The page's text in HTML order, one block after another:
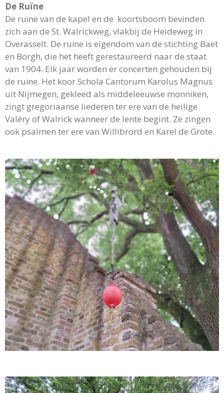
De Ruïne
De ruïne van de kapel en de koortsboom bevinden
zich aan de St. Walrickweg, vlakbij de Heideweg in
Overasselt. De ruïne is eigendom van de stichting Baet
en Borgh, die het heeft gerestaureerd naar de staat
van 1904. Elk jaar worden er concerten gehouden bij
de ruïne. Het koor Schola Cantorum Karolus Magnus
uit Nijmegen, gekleed als middeleeuwse monniken,
zingt gregoriaanse liederen ter ere van de heilige
Valéry of Walrick wanneer de lente begint. Ze zingen
ook psalmen ter ere van Willibrord en Karel de Grote.